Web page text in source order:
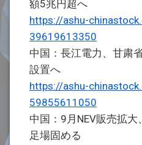
額5兆円超へ
https://ashu-
39619613350
中国：長江電力、甘粛
設置へ
https://ashu-
59855611050
中国：9月NEV販売拡
足場固める